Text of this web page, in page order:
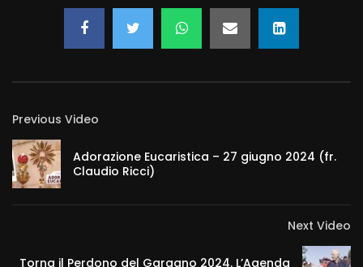
Previous Video
Adorazione Eucaristica – 27 giugno 2024 (fr.
Claudio Ricci)
Next Video
Torna il Perdono del Gargano 2024. L’Agenda